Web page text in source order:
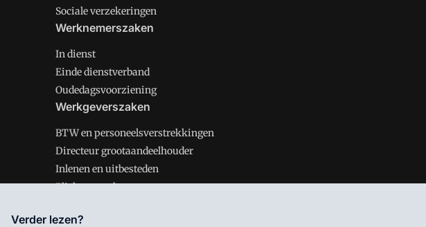
Sociale verzekeringen
Werknemerszaken
In dienst
Einde dienstverband
Oudedagsvoorziening
Werkgeverszaken
BTW en personeelsverstrekkingen
Directeur grootaandeelhouder
Inlenen en uitbesteden
Plichten werkgever
Verder lezen?